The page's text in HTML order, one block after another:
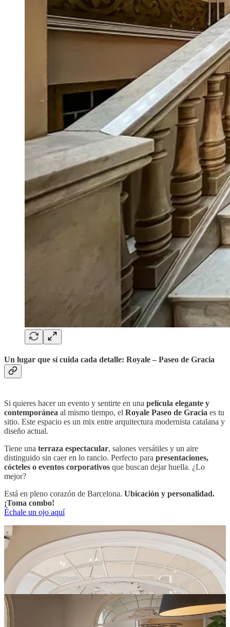
Un lugar que sí cuida cada detalle: Royale – Paseo de Gracia
Si quieres hacer un evento y sentirte en una película elegante y
contemporánea al mismo tiempo, el Royale Paseo de Gracia es tu
sitio. Este espacio es un mix entre arquitectura modernista catalana y
diseño actual.
Tiene una terraza espectacular, salones versátiles y un aire
distinguido sin caer en lo rancio. Perfecto para presentaciones,
cócteles o eventos corporativos que buscan dejar huella. ¿Lo
mejor?
Está en pleno corazón de Barcelona. Ubicación y personalidad.
¡Toma combo!
Échale un ojo aquí